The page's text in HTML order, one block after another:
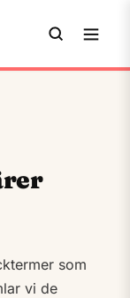
som
vi de